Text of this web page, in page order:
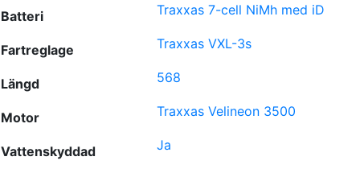
Batteri Traxxas 7-cell NiMh med iD
Fartreglage Traxxas VXL-3s
Längd 568
Motor Traxxas Velineon 3500
Vattenskyddad Ja